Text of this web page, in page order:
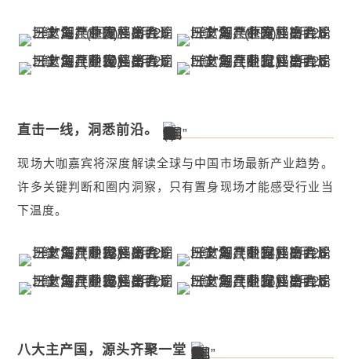
直击一线，洞悉前沿。
现场大咖嘉宾将深度解读全球与中国市场最新产业趋势。
许多关键判断和圈内洞察，只有置身现场才能感受行业当
下温度。
八大主产国，源头齐聚一堂